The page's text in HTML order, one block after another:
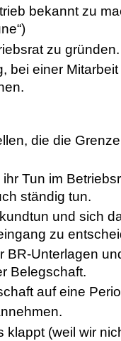
bekannt zu
zu gründen.
bei einer
die die
Tun im
ständig tun.
und sich
zu
BR-Unterlagen
Belegschaft.
auf eine
klappt (weil wir